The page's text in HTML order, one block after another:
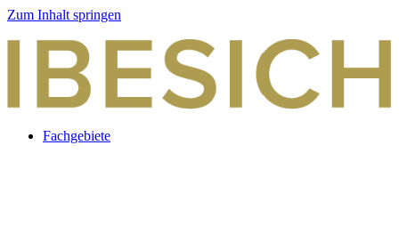
Zum Inhalt springen
Fachgebiete